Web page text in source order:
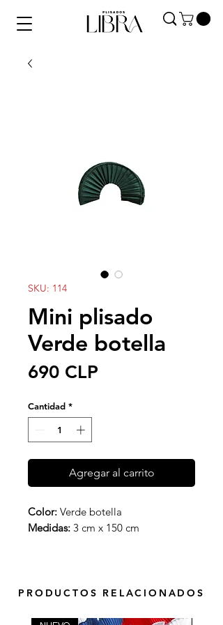
SKU: 114
Mini plisado
Verde botella
690 CLP
Cantidad *
Agregar al carrito
Color: Verde botella
Medidas: 3 cm x 150 cm
PRODUCTOS RELACIONADOS